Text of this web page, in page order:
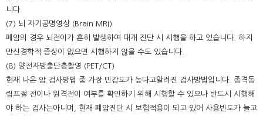
니다.
(7) 뇌 자기공명영상 (Brain MRI)
폐암의 경우 뇌전이가 흔히 발생하여 대개 진단 시 시행을 하고 있습니다. 하지
만신경학적 증상이 없으면 시행하지 않을 수도 있습니다.
(8) 양전자방출단층촬영 (PET/CT)
현재 나온 암 검사방법 중 가장 민감도가 높다고알려진 검사방법입니다. 종격동
림프절 전이나 원격전이 여부를 확인하기 위해 시행할 수 있으나 반드시 시행해
야 하는 검사는아니며, 현재 폐암진단 시 보험적용이 되고 있어 사용빈도가 늘고